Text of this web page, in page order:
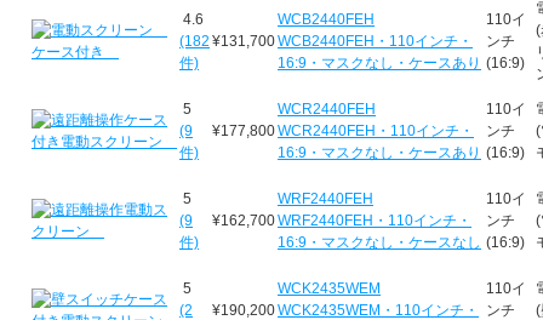
4.6
(182
件)
¥131,700
WCB2440FEH
WCB2440FEH・110インチ・
16:9・マスクなし・ケースあり
110イ
ンチ
(16:9)
(
5
(9
件)
¥177,800
WCR2440FEH
WCR2440FEH・110インチ・
16:9・マスクなし・ケースあり
110イ
ンチ
(16:9)
(
5
(9
件)
¥162,700
WRF2440FEH
WRF2440FEH・110インチ・
16:9・マスクなし・ケースなし
110イ
ンチ
(16:9)
(
5
(2
¥190,200
WCK2435WEM
WCK2435WEM・110インチ・
110イ
ンチ
(